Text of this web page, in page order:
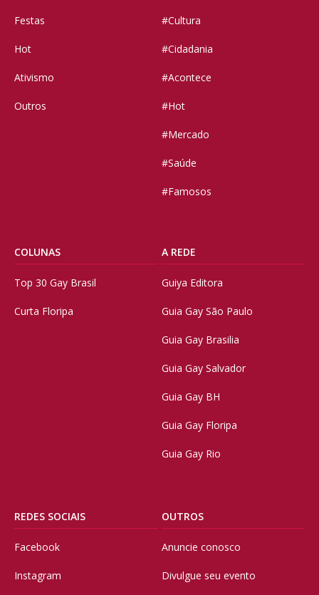
Festas
Hot
Ativismo
Outros
#Cultura
#Cidadania
#Acontece
#Hot
#Mercado
#Saúde
#Famosos
COLUNAS
Top 30 Gay Brasil
Curta Floripa
A REDE
Guiya Editora
Guia Gay São Paulo
Guia Gay Brasilia
Guia Gay Salvador
Guia Gay BH
Guia Gay Floripa
Guia Gay Rio
REDES SOCIAIS
Facebook
Instagram
OUTROS
Anuncie conosco
Divulgue seu evento